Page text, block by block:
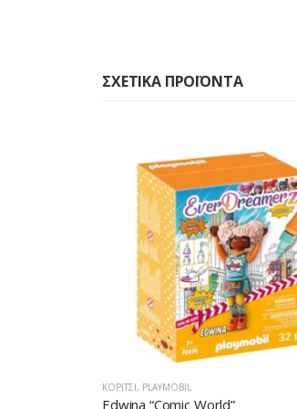
ΣΧΕΤΙΚΆ ΠΡΟΪΌΝΤΑ
FISHER-PRICE,FISHER-PRICE